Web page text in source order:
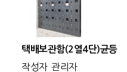
택배보관함(2열4단)균등
작성자 관리자